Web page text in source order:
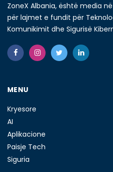
ZoneX Albania, është media
për lajmet e fundit për
Komunikimit dhe Sigurisë
MENU
Kryesore
AI
Aplikacione
Paisje Tech
Siguria